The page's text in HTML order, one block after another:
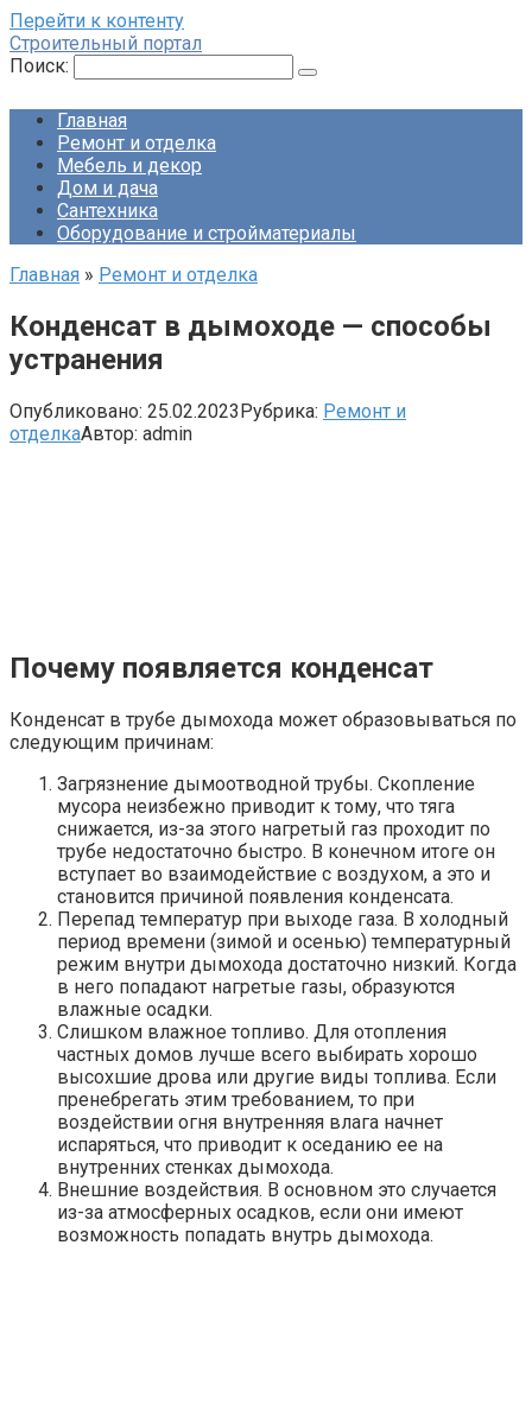
Перейти к контенту
Строительный портал
Поиск:
Главная
Ремонт и отделка
Мебель и декор
Дом и дача
Сантехника
Оборудование и стройматериалы
Главная » Ремонт и отделка
Конденсат в дымоходе — способы
устранения
Опубликовано: 25.02.2023Рубрика: Ремонт и
отделкаАвтор: admin
Почему появляется конденсат
Конденсат в трубе дымохода может образовываться по
следующим причинам:
Загрязнение дымоотводной трубы. Скопление
мусора неизбежно приводит к тому, что тяга
снижается, из-за этого нагретый газ проходит по
трубе недостаточно быстро. В конечном итоге он
вступает во взаимодействие с воздухом, а это и
становится причиной появления конденсата.
Перепад температур при выходе газа. В холодный
период времени (зимой и осенью) температурный
режим внутри дымохода достаточно низкий. Когда
в него попадают нагретые газы, образуются
влажные осадки.
Слишком влажное топливо. Для отопления
частных домов лучше всего выбирать хорошо
высохшие дрова или другие виды топлива. Если
пренебрегать этим требованием, то при
воздействии огня внутренняя влага начнет
испаряться, что приводит к оседанию ее на
внутренних стенках дымохода.
Внешние воздействия. В основном это случается
из-за атмосферных осадков, если они имеют
возможность попадать внутрь дымохода.